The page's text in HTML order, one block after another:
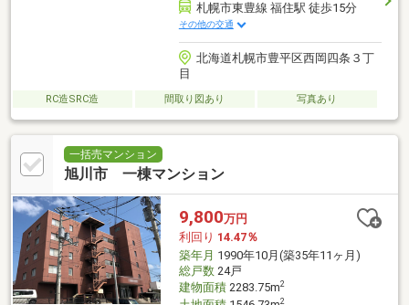
札幌市東豊線 福住駅 徒歩15分
その他の交通
北海道札幌市豊平区西岡四条３丁
目
RC造SRC造 間取り図あり 写真あり
一括売マンション
旭川市 一棟マンション
9,800万円
利回り 14.47％
築年月 1990年10月(築35年11ヶ月)
総戸数24戸
建物面積2283.75m2
2